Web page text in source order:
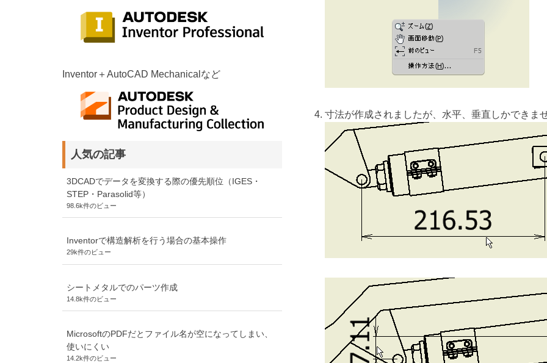
寸法が作成されましたが、水平、垂直しかできま
Inventor＋AutoCAD Mechanicalなど
人気の記事
3DCADでデータを変換する際の優先順位（IGES・
STEP・Parasolid等）
98.6k件のビュー
Inventorで構造解析を行う場合の基本操作
29k件のビュー
シートメタルでのパーツ作成
14.8k件のビュー
MicrosoftのPDFだとファイル名が空になってしまい、
使いにくい
14.2k件のビュー